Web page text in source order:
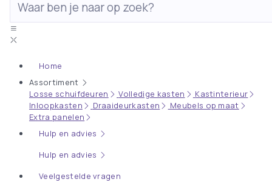
Home
Assortiment
Losse schuifdeuren
Volledige kasten
Kastinterieur
Inloopkasten
Draaideurkasten
Meubels op maat
Extra panelen
Hulp en advies
Hulp en advies
Veelgestelde vragen